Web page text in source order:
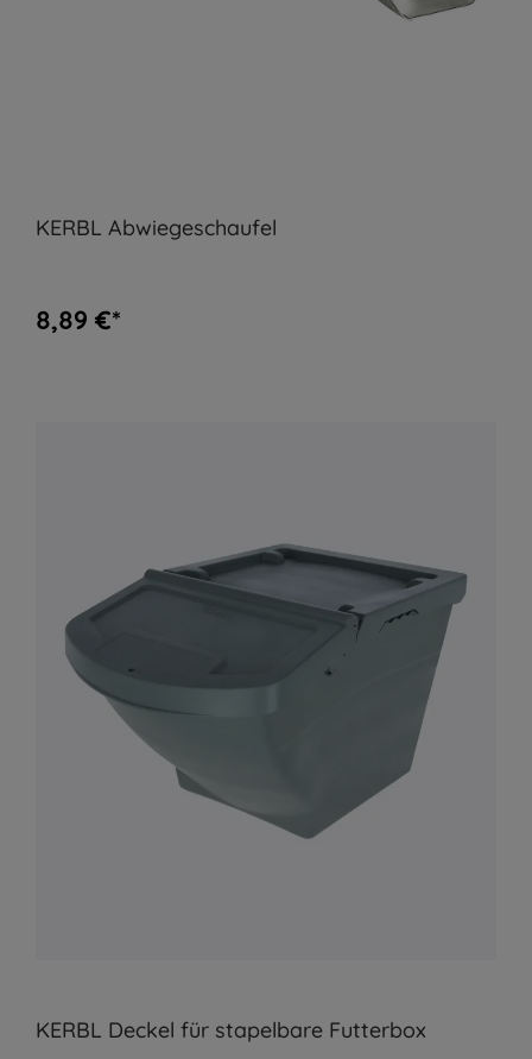
KERBL Abwiegeschaufel
8,89 €*
KERBL Deckel für stapelbare Futterbox